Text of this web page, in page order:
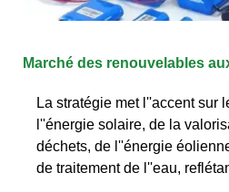
Marché des renouvelables
La stratégie met l''accent sur
l''énergie solaire, de la
déchets, de l''énergie
de traitement de l''eau,